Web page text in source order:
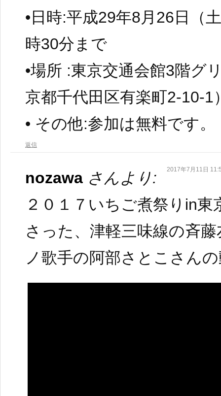
•日時:平成29年8月26日（
時30分まで
•場所 :東京交通会館3階グ
京都千代田区有楽町2-10-1
• その他:参加は無料です。
返信
nozawa さんより: 2017年7月11日
２０１７いちご煮祭りin
さった、津軽三味線の斉
ノ歌手の阿部さとこさん